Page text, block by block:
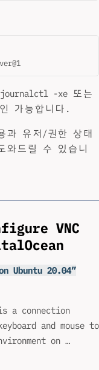
-xe 또는
가능합니다.
과 유저/권한 상태
와드릴 수 있습니
VNC
Ubuntu 20.04”
a connection
and mouse to
on …